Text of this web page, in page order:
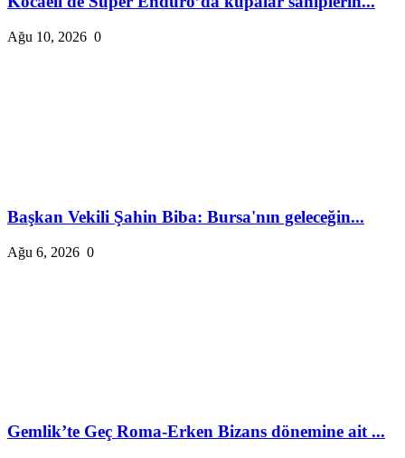
Ağu 10, 2026 0
Başkan Vekili Şahin Biba: Bursa'nın geleceğin...
Ağu 6, 2026 0
Gemlik’te Geç Roma-Erken Bizans dönemine ait ...